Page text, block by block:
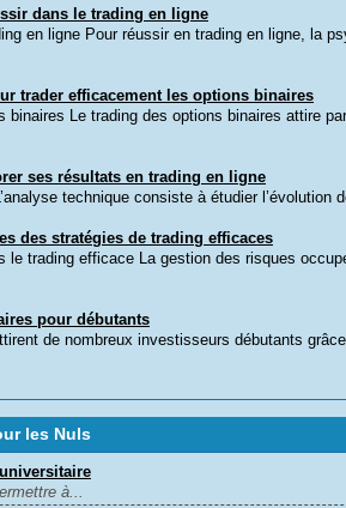
dans le trading en ligne
en ligne Pour réussir en trading en ligne, la
trader efficacement les options binaires
Le trading des options binaires attire
ses résultats en trading en ligne
technique consiste à étudier l’évolution
des stratégies de trading efficaces
le trading efficace La gestion des risques
pour débutants
de nombreux investisseurs débutants
les Nuls
à...